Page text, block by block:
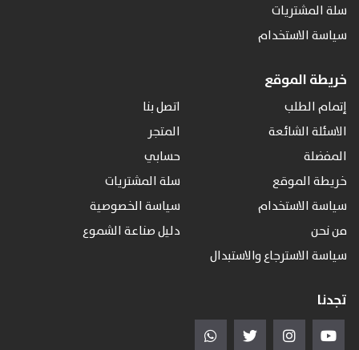
سلة المشتريات
سياسة الاستخدام
خريطة الموقع
إتمام الطلب
اتصل بنا
الاسئلة الشائعة
المتجر
المفضلة
حسابي
خريطة الموقع
سلة المشتريات
سياسة الاستخدام
سياسة الخصوصية
من نحن
دليل صناعة الشموع
سياسة الاسترجاع والاستبدال
تجدنا